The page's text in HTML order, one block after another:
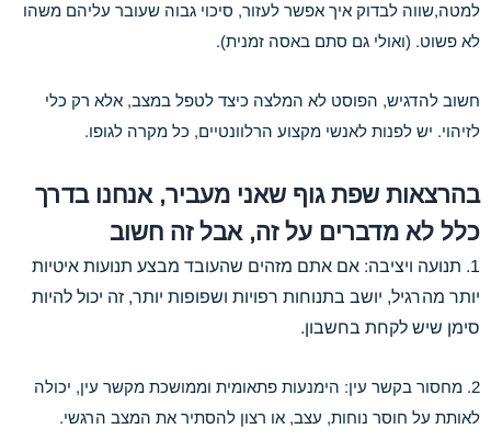
למטה,שווה לבדוק איך אפשר לעזור, סיכוי גבוה שעובר עליהם משהו
לא פשוט. (ואולי גם סתם באסה זמנית).
חשוב להדגיש, הפוסט לא המלצה כיצד לטפל במצב, אלא רק כלי
לזיהוי. יש לפנות לאנשי מקצוע הרלוונטיים, כל מקרה לגופו.
בהרצאות שפת גוף שאני מעביר, אנחנו בדרך
כלל לא מדברים על זה, אבל זה חשוב
1. תנועה ויציבה: אם אתם מזהים שהעובד מבצע תנועות איטיות
יותר מהרגיל, יושב בתנוחות רפויות ושפופות יותר, זה יכול להיות
סימן שיש לקחת בחשבון.
2. מחסור בקשר עין: הימנעות פתאומית וממושכת מקשר עין, יכולה
לאותת על חוסר נוחות, עצב, או רצון להסתיר את המצב הרגשי.